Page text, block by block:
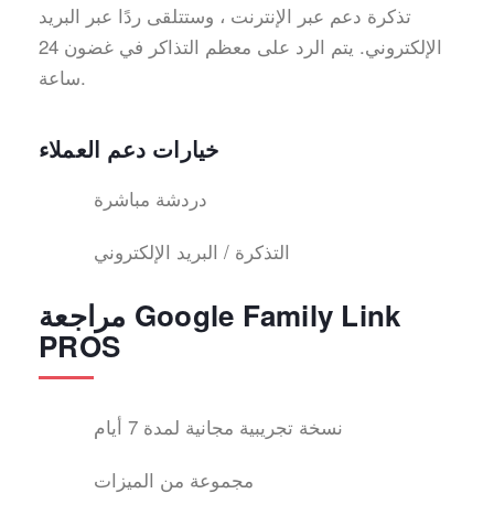
تذكرة دعم عبر الإنترنت ، وستتلقى ردًا عبر البريد
الإلكتروني. يتم الرد على معظم التذاكر في غضون 24
ساعة.
خيارات دعم العملاء
دردشة مباشرة
التذكرة / البريد الإلكتروني
مراجعة Google Family Link
PROS
نسخة تجريبية مجانية لمدة 7 أيام
مجموعة من الميزات